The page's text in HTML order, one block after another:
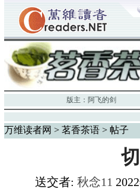
版主： 阿飞的剑
万维读者网 > 茗香茶语 > 帖子
送交者: 秋念11